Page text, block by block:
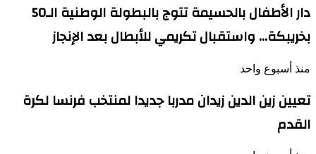
دار الأطفال بالحسيمة تتوج بالبطولة الوطنية الـ50
بخريبكة… واستقبال تكريمي للأبطال بعد الإنجاز
منذ أسبوع واحد
تعيين زين الدين زيدان مدربا جديدا لمنتخب فرنسا لكرة
القدم